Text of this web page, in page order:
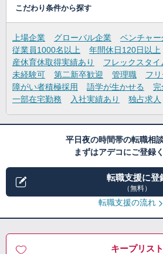
こだわり条件から探す
上場企業 グローバル企業 ベンチャー
従業員1000名以上
年間休日120日以上
産休育休取得実績あり
フレックスタイ
未経験可
第二新卒歓迎 管理職
フ
障がい者積極採用
語学が生かせる
一部在宅勤務
入社実績あり 独占求人
平日夜の時間帯の転職相
まずはアデコにご登録
転職支援に登
（無料）
転職支援の流れ
キープリスト